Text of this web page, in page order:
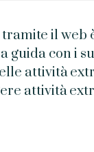
il web
guida con i
attività
attività